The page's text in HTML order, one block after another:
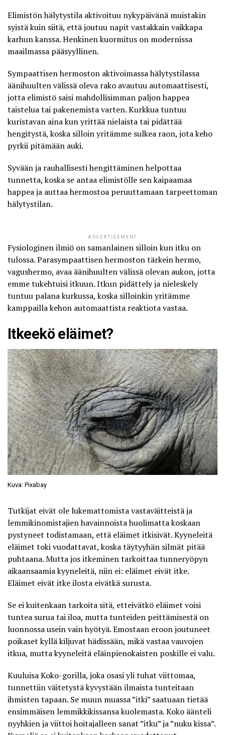
Elimistön hälytystila aktivoituu nykypäivänä muistakin
syistä kuin siitä, että joutuu napit vastakkain vaikkapa
karhun kanssa. Henkinen kuormitus on modernissa
maailmassa pääsyyllinen.
Sympaattisen hermoston aktivoimassa hälytystilassa
äänihuulten välissä oleva rako avautuu automaattisesti,
jotta elimistö saisi mahdollisimman paljon happea
taistelua tai pakenemista varten. Kurkkua tuntuu
kuristavan aina kun yrittää nielaista tai pidättää
hengitystä, koska silloin yritämme sulkea raon, jota keho
pyrkii pitämään auki.
Syvään ja rauhallisesti hengittäminen helpottaa
tunnetta, koska se antaa elimistölle sen kaipaamaa
happea ja auttaa hermostoa peruuttamaan tarpeettoman
hälytystilan.
ADVERTISEMENT
Fysiologinen ilmiö on samanlainen silloin kun itku on
tulossa. Parasympaattisen hermoston tärkein hermo,
vagushermo, avaa äänihuulten välissä olevan aukon, jotta
emme tukehtuisi itkuun. Itkun pidättely ja nieleskely
tuntuu palana kurkussa, koska silloinkin yritämme
kamppailla kehon automaattista reaktiota vastaa.
Itkeekö eläimet?
Kuva: Pixabay
Tutkijat eivät ole lukemattomista vastaväitteistä ja
lemmikinomistajien havainnoista huolimatta koskaan
pystyneet todistamaan, että eläimet itkisivät. Kyyneleitä
eläimet toki vuodattavat, koska täytyyhän silmät pitää
puhtaana. Mutta jos itkeminen tarkoittaa tunneryöpyn
aikaansaamia kyyneleitä, niin ei: eläimet eivät itke.
Eläimet eivät itke ilosta eivätkä surusta.
Se ei kuitenkaan tarkoita sitä, etteivätkö eläimet voisi
tuntea surua tai iloa, mutta tunteiden peittämisestä on
luonnossa usein vain hyötyä. Emostaan eroon joutuneet
poikaset kyllä kiljuvat hädissään, mikä vastaa vauvojen
itkua, mutta kyyneleitä eläinpienokaisten poskille ei valu.
KuuluisaKoko-gorilla, joka osasi yli tuhat viittomaa,
tunnettiin väitetystä kyvystään ilmaista tunteitaan
ihmisten tapaan. Se muun muassa ”itki” saatuaan tietää
ensimmäisen lemmikkikissansa kuolemasta. Koko äänteli
nyyhkien ja viittoi hoitajalleen sanat ”itku” ja ”nuku kissa”.